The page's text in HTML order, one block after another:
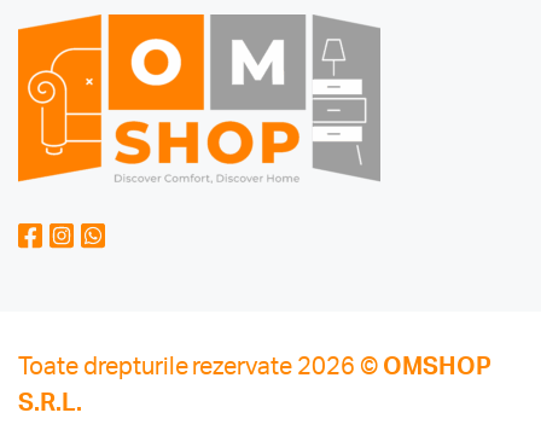
Toate drepturile rezervate 2026 © OMSHOP
S.R.L.